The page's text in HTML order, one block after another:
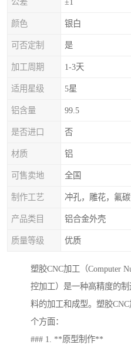
颜色 银白
可否定制 是
加工周期 1-3天
适用星级 5星
铝含量 99.5
是否进口 否
材质 铝
可售卖地 全国
制作工艺 冲孔，雕花，氟碳
产品类目 铝合金外壳
质量等级 优质
塑胶CNC加工（Computer
控加工）是一种高精度的
料的加工和成型。塑胶
个方面：
### 1. **原型制作**